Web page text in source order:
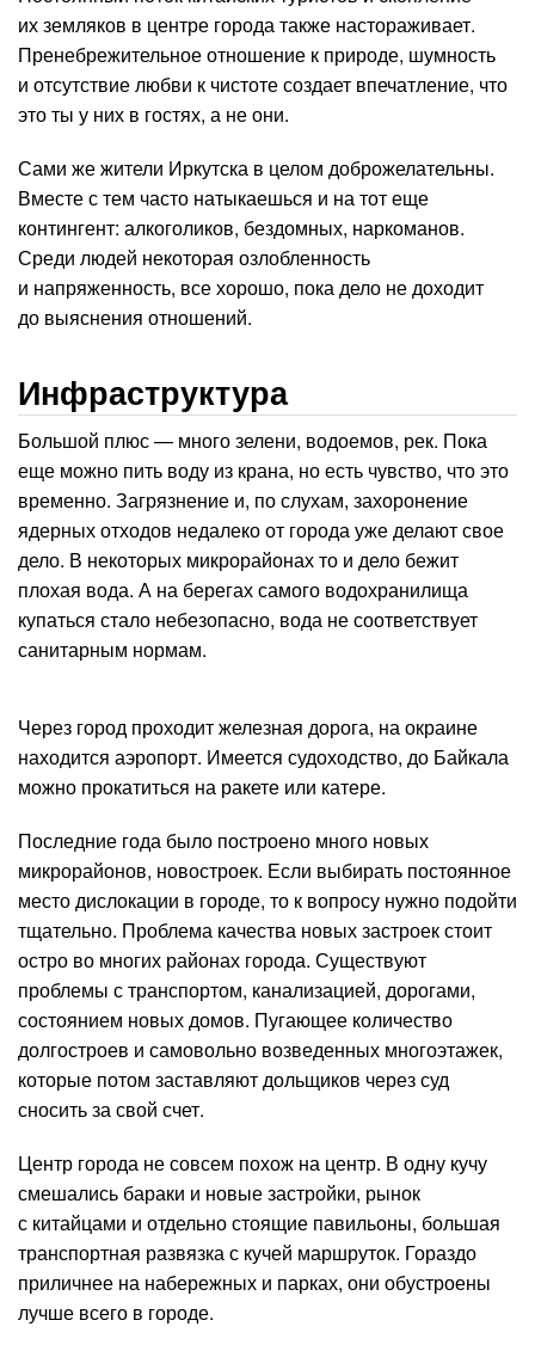
их земляков в центре города также настораживает.
Пренебрежительное отношение к природе, шумность
и отсутствие любви к чистоте создает впечатление, что
это ты у них в гостях, а не они.
Сами же жители Иркутска в целом доброжелательны.
Вместе с тем часто натыкаешься и на тот еще
контингент: алкоголиков, бездомных, наркоманов.
Среди людей некоторая озлобленность
и напряженность, все хорошо, пока дело не доходит
до выяснения отношений.
Инфраструктура
Большой плюс — много зелени, водоемов, рек. Пока
еще можно пить воду из крана, но есть чувство, что это
временно. Загрязнение и, по слухам, захоронение
ядерных отходов недалеко от города уже делают свое
дело. В некоторых микрорайонах то и дело бежит
плохая вода. А на берегах самого водохранилища
купаться стало небезопасно, вода не соответствует
санитарным нормам.
Через город проходит железная дорога, на окраине
находится аэропорт. Имеется судоходство, до Байкала
можно прокатиться на ракете или катере.
Последние года было построено много новых
микрорайонов, новостроек. Если выбирать постоянное
место дислокации в городе, то к вопросу нужно подойти
тщательно. Проблема качества новых застроек стоит
остро во многих районах города. Существуют
проблемы с транспортом, канализацией, дорогами,
состоянием новых домов. Пугающее количество
долгостроев и самовольно возведенных многоэтажек,
которые потом заставляют дольщиков через суд
сносить за свой счет.
Центр города не совсем похож на центр. В одну кучу
смешались бараки и новые застройки, рынок
с китайцами и отдельно стоящие павильоны, большая
транспортная развязка с кучей маршруток. Гораздо
приличнее на набережных и парках, они обустроены
лучше всего в городе.